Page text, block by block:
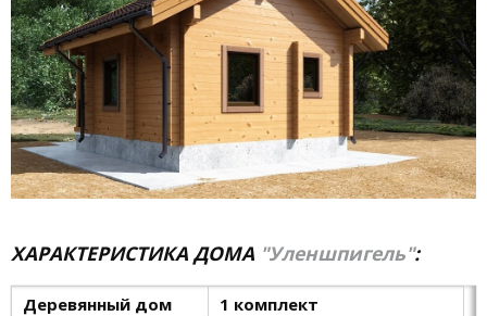
ХАРАКТЕРИСТИКА ДОМА "Уленшпигель":
Деревянный дом
1 комплект